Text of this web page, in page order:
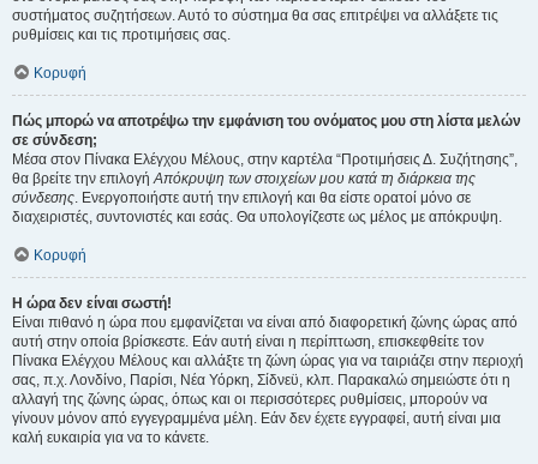
συστήματος συζητήσεων. Αυτό το σύστημα θα σας επιτρέψει να αλλάξετε τις
ρυθμίσεις και τις προτιμήσεις σας.
Κορυφή
Πώς μπορώ να αποτρέψω την εμφάνιση του ονόματος μου στη λίστα μελών
σε σύνδεση;
Μέσα στον Πίνακα Ελέγχου Μέλους, στην καρτέλα “Προτιμήσεις Δ. Συζήτησης”,
θα βρείτε την επιλογήΑπόκρυψη των στοιχείων μου κατά τη διάρκεια της
σύνδεσης. Ενεργοποιήστε αυτή την επιλογή και θα είστε ορατοί μόνο σε
διαχειριστές, συντονιστές και εσάς. Θα υπολογίζεστε ως μέλος με απόκρυψη.
Κορυφή
Η ώρα δεν είναι σωστή!
Είναι πιθανό η ώρα που εμφανίζεται να είναι από διαφορετική ζώνης ώρας από
αυτή στην οποία βρίσκεστε. Εάν αυτή είναι η περίπτωση, επισκεφθείτε τον
Πίνακα Ελέγχου Μέλους και αλλάξτε τη ζώνη ώρας για να ταιριάζει στην περιοχή
σας, π.χ. Λονδίνο, Παρίσι, Νέα Υόρκη, Σίδνεϋ, κλπ. Παρακαλώ σημειώστε ότι η
αλλαγή της ζώνης ώρας, όπως και οι περισσότερες ρυθμίσεις, μπορούν να
γίνουν μόνον από εγγεγραμμένα μέλη. Εάν δεν έχετε εγγραφεί, αυτή είναι μια
καλή ευκαιρία για να το κάνετε.